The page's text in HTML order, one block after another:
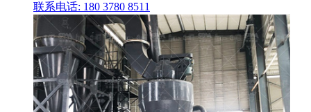
联系电话: 180 3780 8511